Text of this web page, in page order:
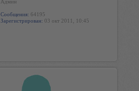
Админ
Сообщения: 64195
Зарегистрирован: 03 окт 2011, 10:45